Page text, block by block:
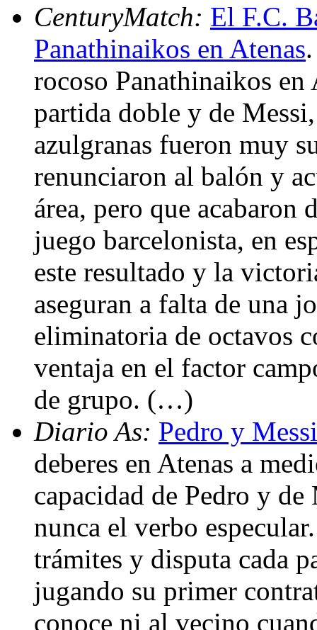
CenturyMatch: El F.C.
Panathinaikos en Atenas
rocoso Panathinaikos
partida doble y de
azulgranas fueron muy
renunciaron al balón y
área, pero que
juego barcelonista, en
este resultado y la
aseguran a falta de una
eliminatoria de octavos
ventaja en el factor
de grupo. (…)
Diario As: Pedro y
deberes en Atenas a
capacidad de Pedro y
nunca el verbo
trámites y disputa cada
jugando su primer
conoce ni al vecino